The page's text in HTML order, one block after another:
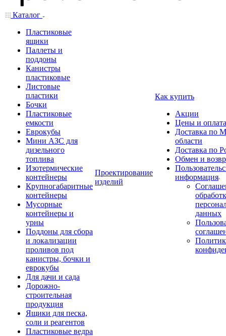
Каталог
Пластиковые
ящики
Паллеты и
поддоны
Канистры
пластиковые
Листовые
пластики
Бочки
Пластиковые
емкости
Еврокубы
Мини АЗС для
дизельного
топлива
Изотермические
контейнеры
Крупногабаритные
контейнеры
Мусорные
контейнеры и
урны
Поддоны для сбора
и локализации
проливов под
канистры, бочки и
еврокубы
Для дачи и сада
Дорожно-
строительная
продукция
Ящики для песка,
соли и реагентов
Пластиковые ведра
Проектирование
изделий
Как купить
Акции
Цены и оплата
Доставка по
области
Доставка по
Обмен и
информация
данных